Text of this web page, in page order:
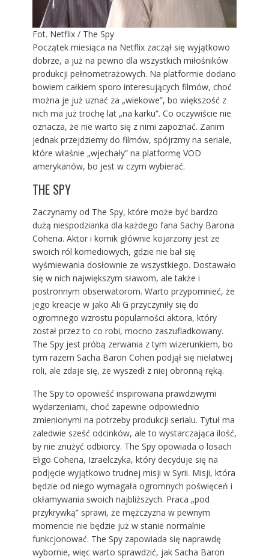
Fot. Netflix / The Spy
Początek miesiąca na Netflixzaczął się wyjątkowo
dobrze, a już na pewno dla wszystkich miłośników
produkcji pełnometrażowych. Na platformie dodano
bowiem całkiem sporo interesujących filmów, choć
można je już uznać za „wiekowe”, bo większość z
nich ma już trochę lat „na karku”. Co oczywiście nie
oznacza, że nie warto się z nimi zapoznać. Zanim
jednak przejdziemy do filmów, spójrzmy na seriale,
które właśnie „wjechały” na platformę VOD
amerykanów, bo jest w czym wybierać.
THE SPY
Zaczynamy od The Spy, które może być bardzo
dużą niespodzianka dla każdego fana Sachy Barona
Cohena. Aktor i komik głównie kojarzony jest ze
swoich ról komediowych, gdzie nie bał się
wyśmiewania dosłownie ze wszystkiego. Dostawało
się w nich największym sławom, ale także i
postronnym obserwatorom. Warto przypomnieć, że
jego kreacje w jako Ali G przyczyniły się do
ogromnego wzrostu popularności aktora, który
został przez to co robi, mocno zaszufladkowany.
The Spy jest próbą zerwania z tym wizerunkiem, bo
tym razem Sacha Baron Cohen podjął się niełatwej
roli, ale zdaje się, że wyszedł z niej obronną ręką.
The Spy to opowieść inspirowana prawdziwymi
wydarzeniami, choć zapewne odpowiednio
zmienionymi na potrzeby produkcji serialu. Tytuł ma
zaledwie sześć odcinków, ale to wystarczająca ilość,
by nie znużyć odbiorcy. The Spy opowiada o losach
Eligo Cohena, Izraelczyka, który decyduje się na
podjęcie wyjątkowo trudnej misji w Syrii. Misji, która
będzie od niego wymagała ogromnych poświęceń i
okłamywania swoich najbliższych. Praca „pod
przykrywką” sprawi, że mężczyzna w pewnym
momencie nie będzie już w stanie normalnie
funkcjonować. The Spy zapowiada się naprawdę
wybornie, więc warto sprawdzić, jak Sacha Baron